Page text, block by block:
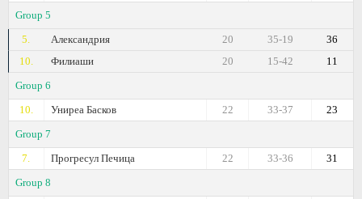
Group 5
5.
Александрия 36
35-19
20
10.
Филиаши 11
15-42
20
Group 6
10.
Униреа Басков 23
33-37
22
Group 7
7.
Прогресул Печица 31
33-36
22
Group 8